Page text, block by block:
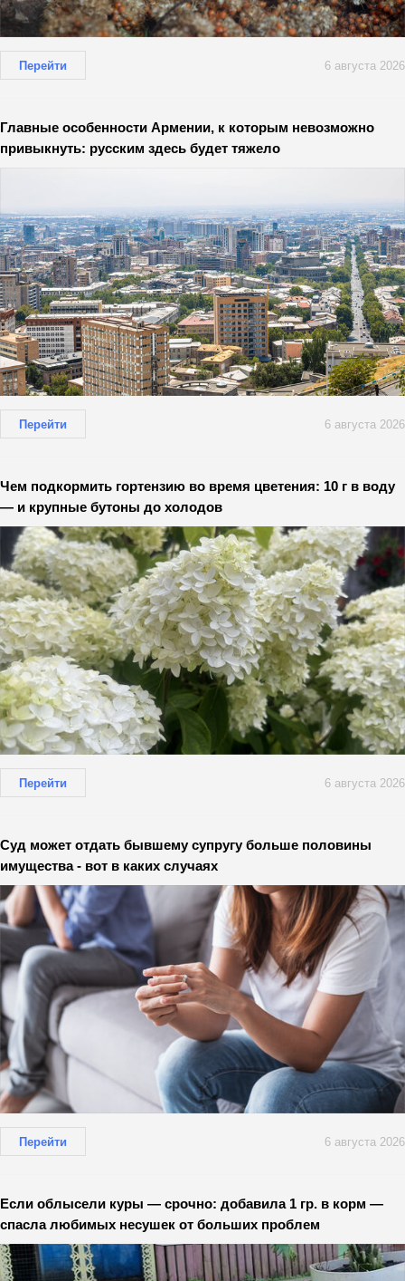
Перейти 6 августа 2026
Главные особенности Армении, к которым невозможно
привыкнуть: русским здесь будет тяжело
Перейти 6 августа 2026
Чем подкормить гортензию во время цветения: 10 г в воду
— и крупные бутоны до холодов
Перейти 6 августа 2026
Суд может отдать бывшему супругу больше половины
имущества - вот в каких случаях
Перейти 6 августа 2026
Если облысели куры — срочно: добавила 1 гр. в корм —
спасла любимых несушек от больших проблем